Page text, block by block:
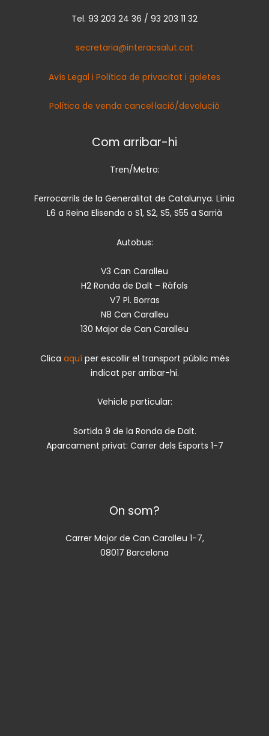
Tel. 93 203 24 36 / 93 203 11 32
secretaria@interacsalut.cat
Avís Legal i Política de privacitat i galetes
Política de venda cancel·lació/devolució
Com arribar-hi
Tren/Metro:
Ferrocarrils de la Generalitat de Catalunya. Línia
L6 a Reina Elisenda o S1, S2, S5, S55 a Sarrià
Autobus:
V3 Can Caralleu
H2 Ronda de Dalt – Ràfols
V7 Pl. Borras
N8 Can Caralleu
130 Major de Can Caralleu
Clica aquí per escollir el transport públic més
indicat per arribar-hi.
Vehicle particular:
Sortida 9 de la Ronda de Dalt.
Aparcament privat: Carrer dels Esports 1-7
On som?
Carrer Major de Can Caralleu 1-7,
08017 Barcelona